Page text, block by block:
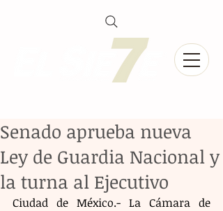
Senado aprueba nueva
Ley de Guardia Nacional y
la turna al Ejecutivo
Ciudad de México.- La Cámara de